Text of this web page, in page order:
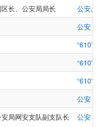
长、公安局局长 公安,
公安
“610”
“610”
“610”
公安
局网安支队副支队长 公安